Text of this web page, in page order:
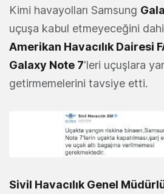
Kimi havayolları Samsung
uçuşa kabul etmeyeceğini
Amerikan Havacılık Dairesi
Galaxy Note 7'leri uçuşlara
getirmemelerini tavsiye etti.
Sivil Havacılık Genel